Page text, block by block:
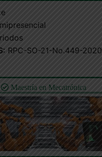
RPC-SO-21-No.449-2020
Maestría en Mecatrónica